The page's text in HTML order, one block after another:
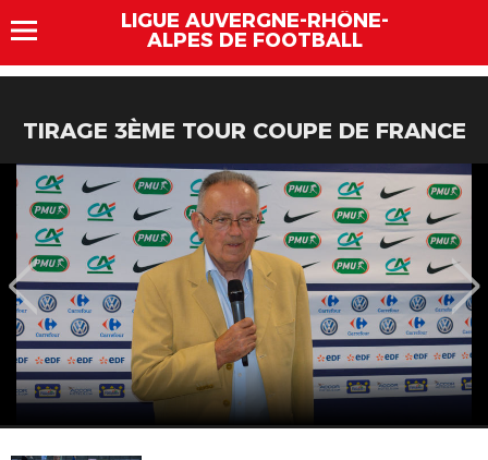
LIGUE AUVERGNE-RHÔNE-
ALPES DE FOOTBALL
TIRAGE 3ÈME TOUR COUPE DE FRANCE